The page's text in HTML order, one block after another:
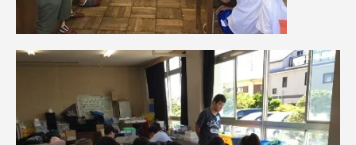
認証評価
教育研究上の目的及び養成する人材像と３つの
ポリシー